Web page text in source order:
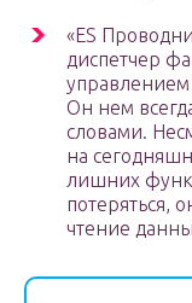
«ES
диспетчер
Он нем
словами.
на
лишних
потеряться,
чтение